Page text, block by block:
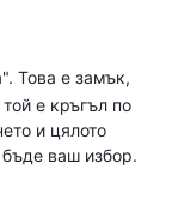
Това е замък,
е кръгъл по
и цялото
ваш избор.